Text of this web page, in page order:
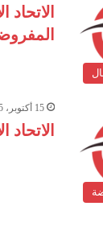
15 أكتوبر، 2015